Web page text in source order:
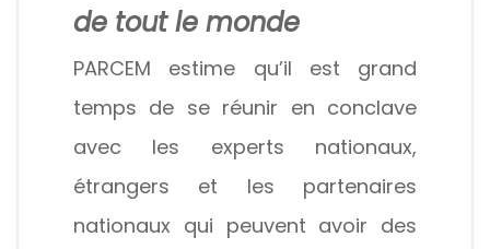
de tout le monde
PARCEM estime qu’il est grand
temps de se réunir en conclave
avec les experts nationaux,
étrangers et les partenaires
nationaux qui peuvent avoir des